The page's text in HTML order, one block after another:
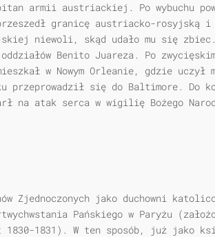
armii austriackiej. Po wybuchu
granicę austriacko-rosyjską
niewoli, skąd udało mu się
Benito Juareza. Po
w Nowym Orleanie, gdzie uczył
przeprowadził się do Baltimore. Do
na atak serca w wigilię Bożego
Zjednoczonych jako duchowni
Pańskiego w Paryżu
1830-1831). W ten sposób, już jako